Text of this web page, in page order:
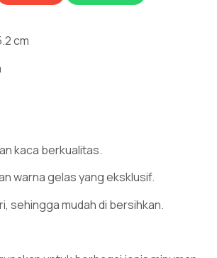
cm
kaca berkualitas.
warna gelas yang eksklusif.
sehingga mudah di bersihkan.